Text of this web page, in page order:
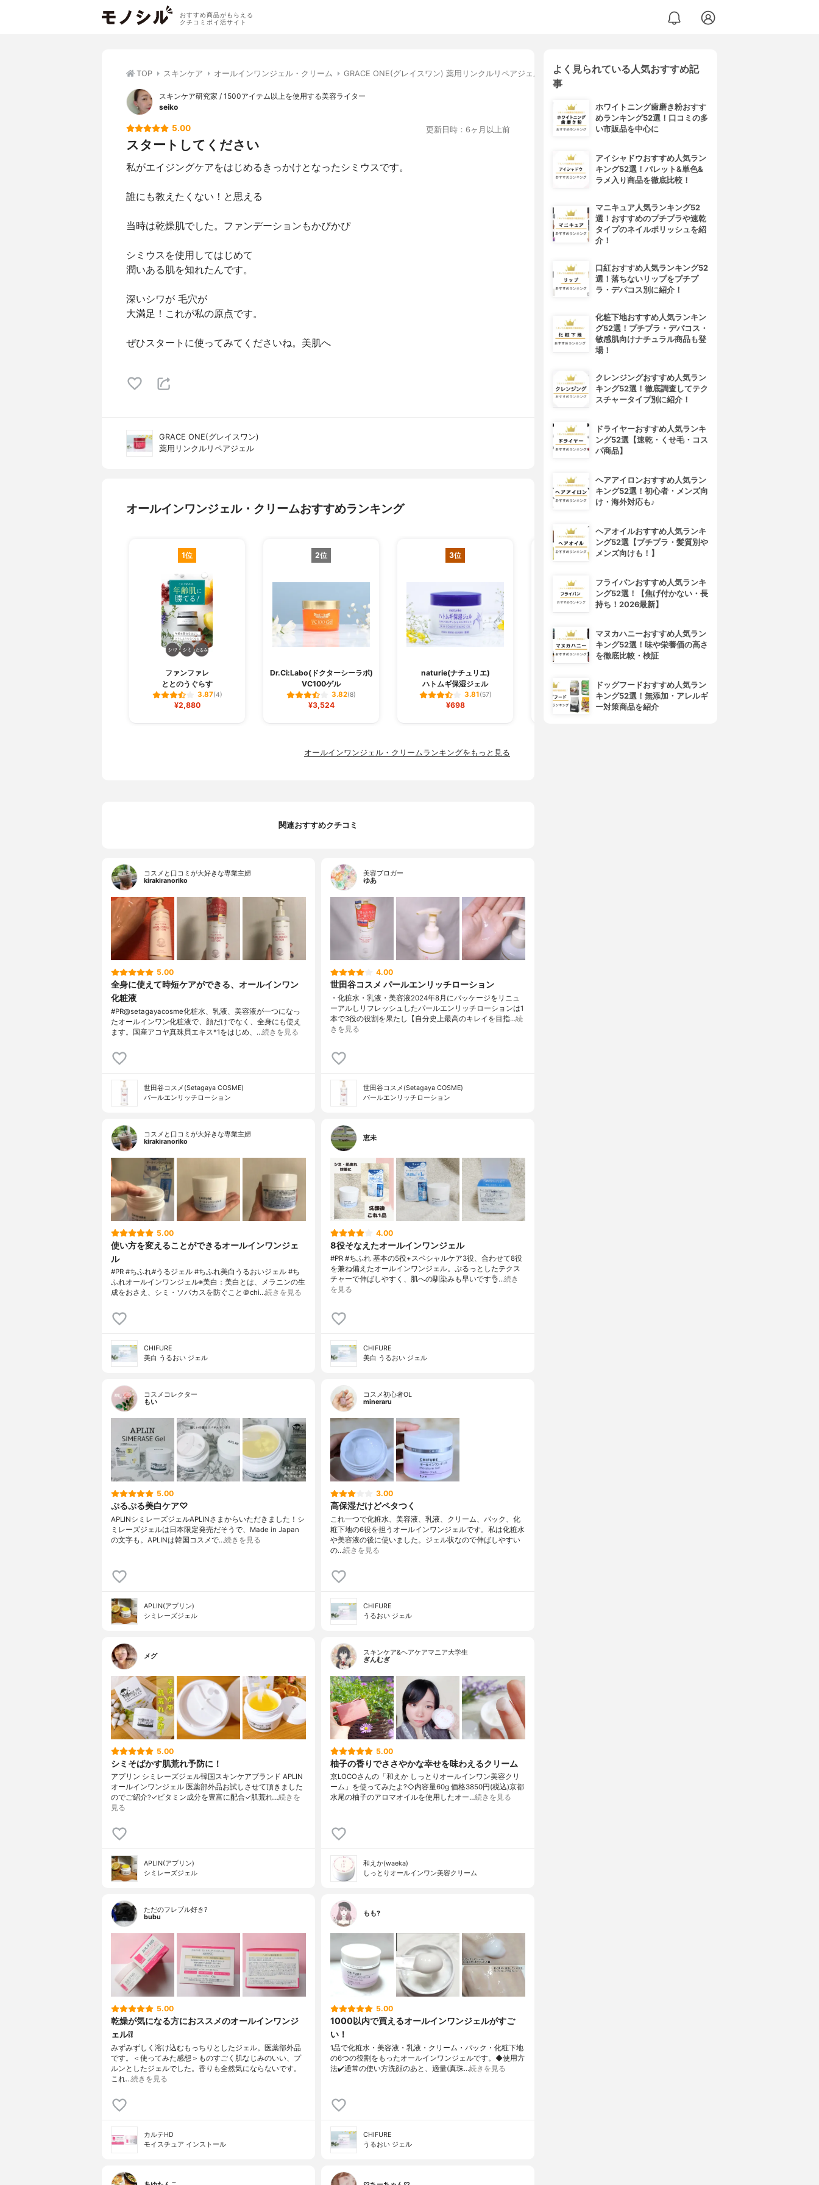
おすすめ商品がもらえる
クチコミポイ活サイト
TOP スキンケア オールインワンジェル・クリーム GRACE ONE(グレイスワン) 薬用リンクルリペアジェル
スキンケア研究家 / 1500アイテム以上を使用する美容ライター
seiko
5.00 更新日時：6ヶ月以上前
スタートしてください
私がエイジングケアをはじめるきっかけとなったシミウスです。
誰にも教えたくない！と思える
当時は乾燥肌でした。ファンデーションもかぴかぴ
シミウスを使用してはじめて
潤いある肌を知れたんです。
深いシワが 毛穴が
大満足！これが私の原点です。
ぜひスタートに使ってみてくださいね。美肌へ
GRACE ONE(グレイスワン)
薬用リンクルリペアジェル
オールインワンジェル・クリームおすすめランキング
1位
ファンファレ
ととのうぐらす
3.87(4)
¥2,880
2位
Dr.Ci:Labo(ドクターシーラボ)
VC100ゲル
3.82(8)
¥3,524
3位
naturie(ナチュリエ)
ハトムギ保湿ジェル
3.81(57)
¥698
4位
プレミアリフト
3.81(20)
¥3,344
オールインワンジェル・クリームランキングをもっと見る
関連おすすめクチコミ
コスメと口コミが大好きな専業主婦
kirakiranoriko
5.00
全身に使えて時短ケアができる、オールインワン
化粧液
#PR@setagayacosme化粧水、乳液、美容液が一つになっ
たオールインワン化粧液で、顔だけでなく、全身にも使え
ます。国産アコヤ真珠貝エキス*1をはじめ、…続きを見る
世田谷コスメ(Setagaya COSME)
パールエンリッチローション
美容ブロガー
ゆあ
4.00
世田谷コスメ パールエンリッチローション
・化粧水・乳液・美容液2024年8月にパッケージをリニュ
ーアルしリフレッシュしたパールエンリッチローションは1
本で3役の役割を果たし【自分史上最高のキレイを目指…続
きを見る
世田谷コスメ(Setagaya COSME)
パールエンリッチローション
コスメと口コミが大好きな専業主婦
kirakiranoriko
5.00
使い方を変えることができるオールインワンジェ
ル
#PR #ちふれ#うるジェル #ちふれ美白うるおいジェル #ち
ふれオールインワンジェル※美白：美白とは、メラニンの生
成をおさえ、シミ・ソバカスを防ぐこと＠chi…続きを見る
CHIFURE
美白 うるおい ジェル
恵未
4.00
8役そなえたオールインワンジェル
#PR #ちふれ 基本の5役+スペシャルケア3役、合わせて8役
を兼ね備えたオールインワンジェル。ぷるっとしたテクス
チャーで伸ばしやすく、肌への馴染みも早いです👌…続き
を見る
CHIFURE
美白 うるおい ジェル
コスメコレクター
もい
5.00
ぷるぷる美白ケア♡
APLINシミレーズジェルAPLINさまからいただきました！シ
ミレーズジェルは日本限定発売だそうで、Made in Japan
の文字も。APLINは韓国コスメで…続きを見る
APLIN(アプリン)
シミレーズジェル
コスメ初心者OL
mineraru
3.00
高保湿だけどペタつく
これ一つで化粧水、美容液、乳液、クリーム、パック、化
粧下地の6役を担うオールインワンジェルです。私は化粧水
や美容液の後に使いました。ジェル状なので伸ばしやすい
の…続きを見る
CHIFURE
うるおい ジェル
メグ
5.00
シミそばかす肌荒れ予防に！
アプリン シミレーズジェル韓国スキンケアブランド APLIN
オールインワンジェル 医薬部外品お試しさせて頂きました
のでご紹介?✓ビタミン成分を豊富に配合✓肌荒れ…続きを
見る
APLIN(アプリン)
シミレーズジェル
スキンケア&ヘアケアマニア大学生
ぎんむぎ
5.00
柚子の香りでささやかな幸せを味わえるクリーム
京LOCOさんの「和えか しっとりオールインワン美容クリ
ーム」を使ってみたよ?◇内容量60g 価格3850円(税込)京都
水尾の柚子のアロマオイルを使用したオー…続きを見る
和えか(waeka)
しっとりオールインワン美容クリーム
ただのフレブル好き?
bubu
5.00
乾燥が気になる方におススメのオールインワンジ
ェル❕❕
みずみずしく溶け込むもっちりとしたジェル。医薬部外品
です。＜使ってみた感想＞ものすごく肌なじみのいい、プ
ルンとしたジェルでした。香りも全然気にならないです。
これ…続きを見る
カルテHD
モイスチュア インストール
もも?
5.00
1000以内で買えるオールインワンジェルがすご
い！
1品で化粧水・美容液・乳液・クリーム・ パック・化粧下地
の6つの役割をもったオ ールインワンジェルです。 ◆使用方
法 ✔️通常の使い方 洗顔のあと、適量(真珠…続きを見る
CHIFURE
うるおい ジェル
よく見られている人気おすすめ記
事
ホワイトニング歯磨き粉おすす
めランキング52選！口コミの多
い市販品を中心に
アイシャドウおすすめ人気ラン
キング52選！パレット&単色&
ラメ入り商品を徹底比較！
マニキュア人気ランキング52
選！おすすめのプチプラや速乾
タイプのネイルポリッシュを紹
介！
口紅おすすめ人気ランキング52
選！落ちないリップをプチプ
ラ・デパコス別に紹介！
化粧下地おすすめ人気ランキン
グ52選！プチプラ・デパコス・
敏感肌向けナチュラル商品も登
場！
クレンジングおすすめ人気ラン
キング52選！徹底調査してテク
スチャータイプ別に紹介！
ドライヤーおすすめ人気ランキ
ング52選【速乾・くせ毛・コス
パ商品】
ヘアアイロンおすすめ人気ラン
キング52選！初心者・メンズ向
け・海外対応も♪
ヘアオイルおすすめ人気ランキ
ング52選【プチプラ・髪質別や
メンズ向けも！】
フライパンおすすめ人気ランキ
ング52選！【焦げ付かない・長
持ち！2026最新】
マヌカハニーおすすめ人気ラン
キング52選！味や栄養価の高さ
を徹底比較・検証
ドッグフードおすすめ人気ラン
キング52選！無添加・アレルギ
ー対策商品を紹介